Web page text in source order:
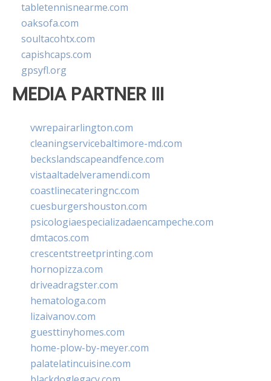
tabletennisnearme.com
oaksofa.com
soultacohtx.com
capishcaps.com
gpsyfl.org
MEDIA PARTNER III
vwrepairarlington.com
cleaningservicebaltimore-md.com
beckslandscapeandfence.com
vistaaltadelveramendi.com
coastlinecateringnc.com
cuesburgershouston.com
psicologiaespecializadaencampeche.com
dmtacos.com
crescentstreetprinting.com
hornopizza.com
driveadragster.com
hematologa.com
lizaivanov.com
guesttinyhomes.com
home-plow-by-meyer.com
palatelatincuisine.com